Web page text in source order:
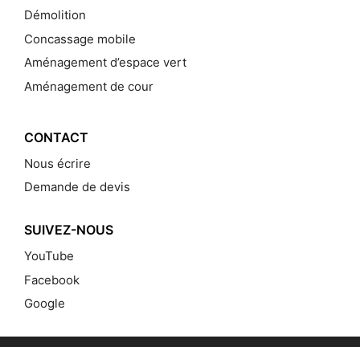
Démolition
Concassage mobile
Aménagement d’espace vert
Aménagement de cour
CONTACT
Nous écrire
Demande de devis
SUIVEZ-NOUS
YouTube
Facebook
Google